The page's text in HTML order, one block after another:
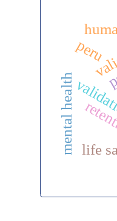
mental health
peru
life